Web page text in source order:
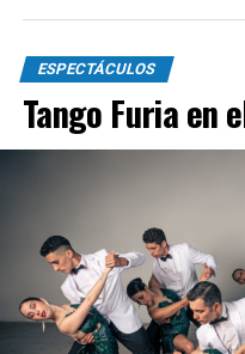
ESPECTÁCULOS
Tango Furia en